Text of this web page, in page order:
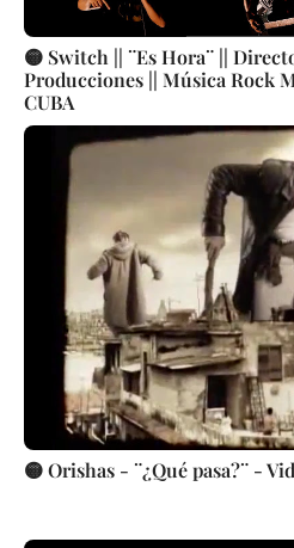
🟡 Switch || ¨Es Hora¨ ||
Producciones || Música Rock
CUBA
🟡 Orishas - ¨¿Qué pasa?¨ -